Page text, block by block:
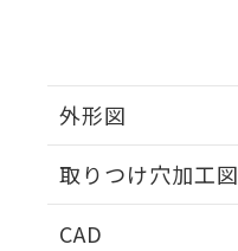
外形図
取りつけ穴加工図
CAD